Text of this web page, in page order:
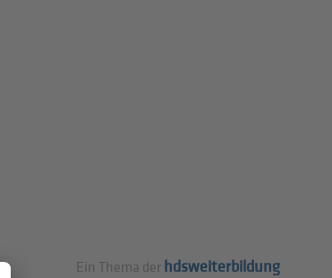
Ein Thema der hdsweiterbildung